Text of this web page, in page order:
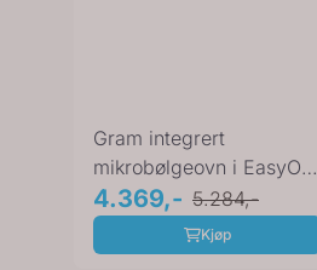
Gram integrert
mikrobølgeovn i EasyOff
hvit IM 20614-90 W
4.369,- 5.284,-
Kjøp